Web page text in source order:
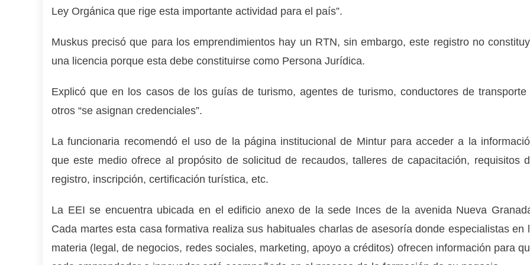
Ley Orgánica que rige esta importante actividad para el país”.
Muskus precisó que para los emprendimientos hay un RTN, sin embargo, este registro no
una licencia porque esta debe constituirse como Persona Jurídica.
Explicó que en los casos de los guías de turismo, agentes de turismo, conductores de transporte
otros “se asignan credenciales”.
La funcionaria recomendó el uso de la página institucional de Mintur para acceder a la
que este medio ofrece al propósito de solicitud de recaudos, talleres de capacitación, requisitos
registro, inscripción, certificación turística, etc.
La EEI se encuentra ubicada en el edificio anexo de la sede Inces de la avenida Nueva
Cada martes esta casa formativa realiza sus habituales charlas de asesoría donde especialistas en
materia (legal, de negocios, redes sociales, marketing, apoyo a créditos) ofrecen información para